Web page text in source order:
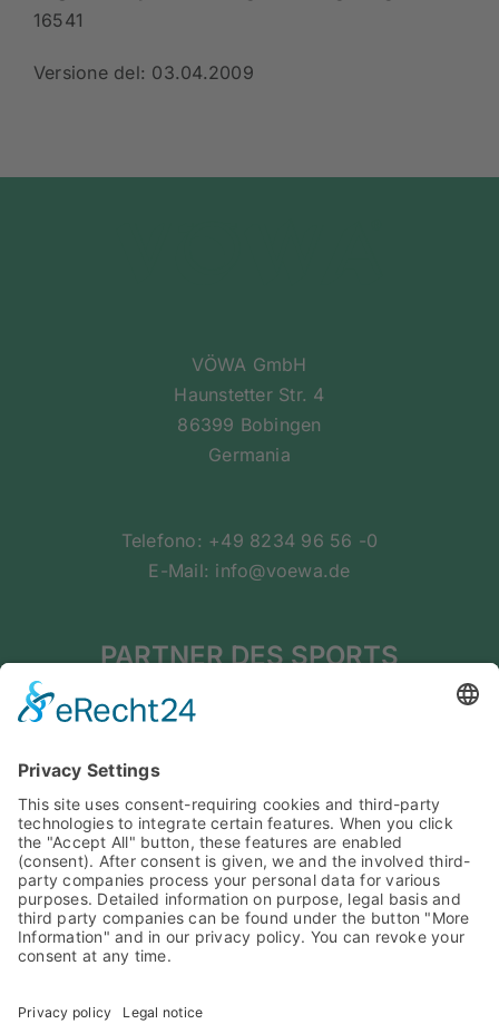
16541
Versione del: 03.04.2009
VÖWA GmbH
Haunstetter Str. 4
86399 Bobingen
Germania
Telefono: +49 8234 96 56 -0
E-Mail: info@voewa.de
PARTNER DES SPORTS